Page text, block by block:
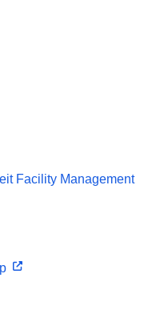
Facility Management